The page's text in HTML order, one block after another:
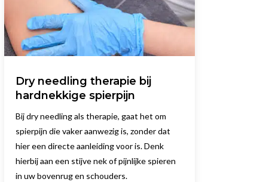
Dry needling therapie bij
hardnekkige spierpijn
Bij dry needling als therapie, gaat het om
spierpijn die vaker aanwezig is, zonder dat
hier een directe aanleiding voor is. Denk
hierbij aan een stijve nek of pijnlijke spieren
in uw bovenrug en schouders.